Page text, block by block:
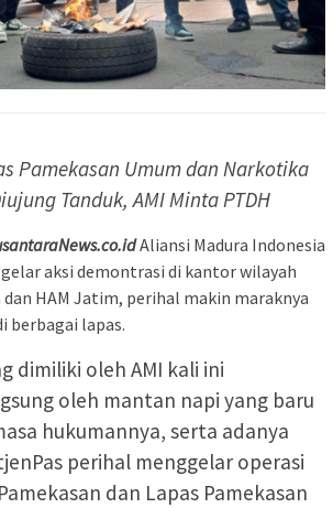
Pamekasan Umum dan Narkotika
Tanduk, AMI Minta PTDH
Aliansi Madura Indonesia
aksi demontrasi di kantor wilayah
HAM Jatim, perihal makin maraknya
berbagai lapas.
dimiliki oleh AMI kali ini
oleh mantan napi yang baru
hukumannya, serta adanya
perihal menggelar operasi
dan Lapas Pamekasan